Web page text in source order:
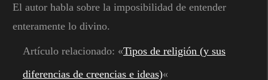
El autor habla sobre la imposibilidad de entender
enteramente lo divino.
Artículo relacionado: «Tipos de religión (y sus
diferencias de creencias e ideas)«